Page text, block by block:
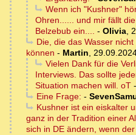
Wenn ich "Kushner"
Ohren...... und mir fällt
Belzebub ein.... - Olivia,
Die, die das Wasser
können - Martin,
Vielen Dank für die
Interviews. Das sollte
Situation machen will. oT -
Eine Frage: -
Kushner ist ein eiskalter
ganz in der Tradition einer
sich in DE ändern, wenn